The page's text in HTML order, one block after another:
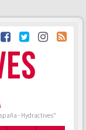
- Hydractives"